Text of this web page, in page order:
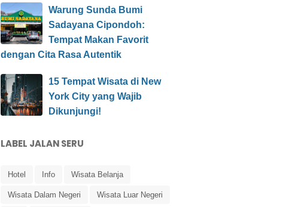
Warung Sunda Bumi
Sadayana Cipondoh:
Tempat Makan Favorit
dengan Cita Rasa Autentik
15 Tempat Wisata di New
York City yang Wajib
Dikunjungi!
LABEL JALAN SERU
Hotel Info Wisata Belanja
Wisata Dalam Negeri Wisata Luar Negeri